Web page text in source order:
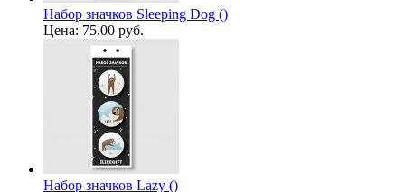
Набор значков Sleeping Dog ()
Цена: 75.00 руб.
Набор значков Lazy ()